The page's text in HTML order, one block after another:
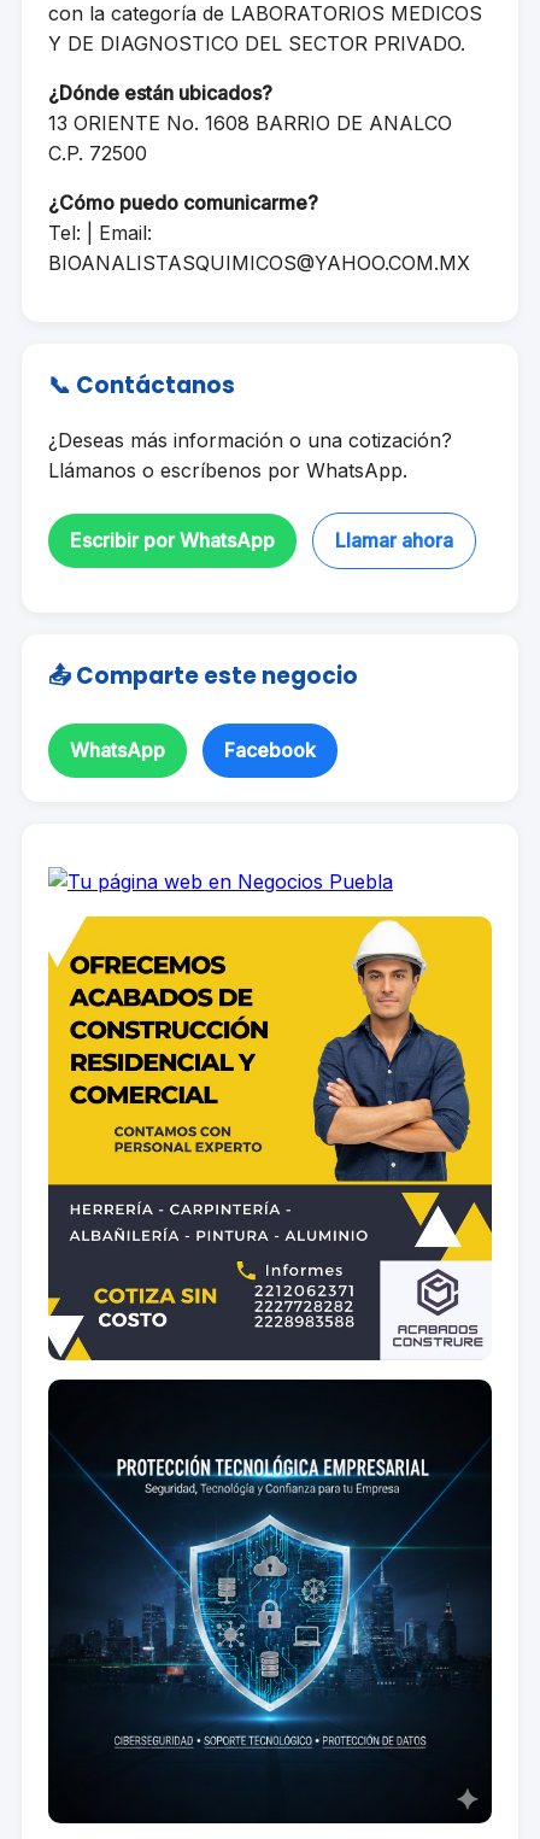
con la categoría de LABORATORIOS MEDICOS
Y DE DIAGNOSTICO DEL SECTOR PRIVADO.
¿Dónde están ubicados?
13 ORIENTE No. 1608 BARRIO DE ANALCO
C.P. 72500
¿Cómo puedo comunicarme?
Tel: | Email:
BIOANALISTASQUIMICOS@YAHOO.COM.MX
📞 Contáctanos
¿Deseas más información o una cotización?
Llámanos o escríbenos por WhatsApp.
Escribir por WhatsApp Llamar ahora
📤 Comparte este negocio
WhatsApp Facebook